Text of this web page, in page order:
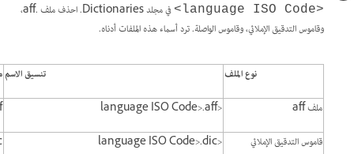
<language ISO Code>
في مجلد Dictionaries. احذف ملف .aff،
وقاموس التدقيق الإملائي، وقاموس الواصلة. ترد أسماء هذه الملفات أدناه.
نوع الملف تنسيق الاسم
ملف aff
<language ISO Code>.aff
قاموس التدقيق الإملائي
<language ISO Code>.dic